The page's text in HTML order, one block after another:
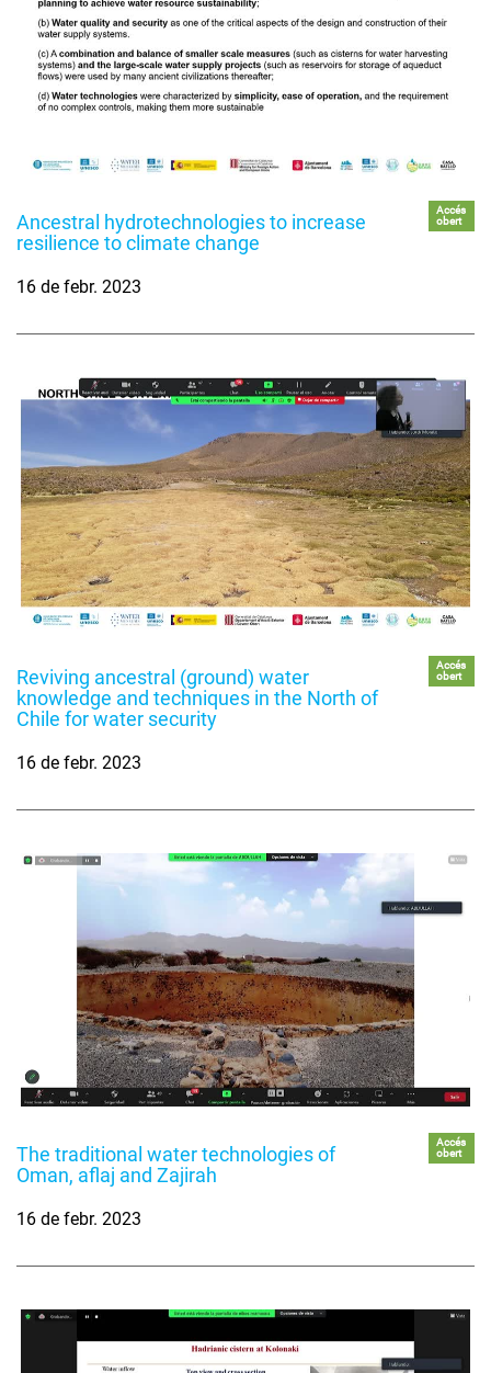
Ancestral hydrotechnologies to increase
resilience to climate change
Accés
obert
16 de febr. 2023
Reviving ancestral (ground) water
knowledge and techniques in the North of
Chile for water security
Accés
obert
16 de febr. 2023
The traditional water technologies of
Oman, aflaj and Zajirah
Accés
obert
16 de febr. 2023